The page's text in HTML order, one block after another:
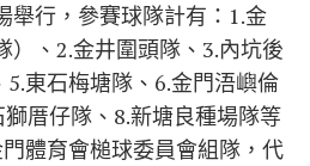
舉行，參賽球隊計有：1.金
）、2.金井圍頭隊、3.內坑後
東石梅塘隊、6.金門浯嶼倫
厝仔隊、8.新塘良種場隊等
體育會槌球委員會組隊，代